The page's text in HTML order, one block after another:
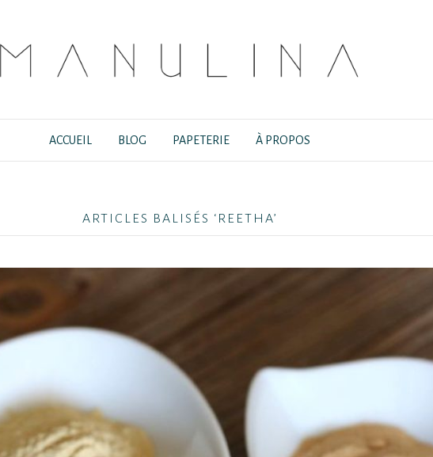
ACCUEIL BLOG PAPETERIE À PROPOS
ARTICLES BALISÉS ‘REETHA’